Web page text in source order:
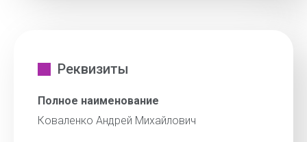
Реквизиты
Полное наименование
Коваленко Андрей Михайлович